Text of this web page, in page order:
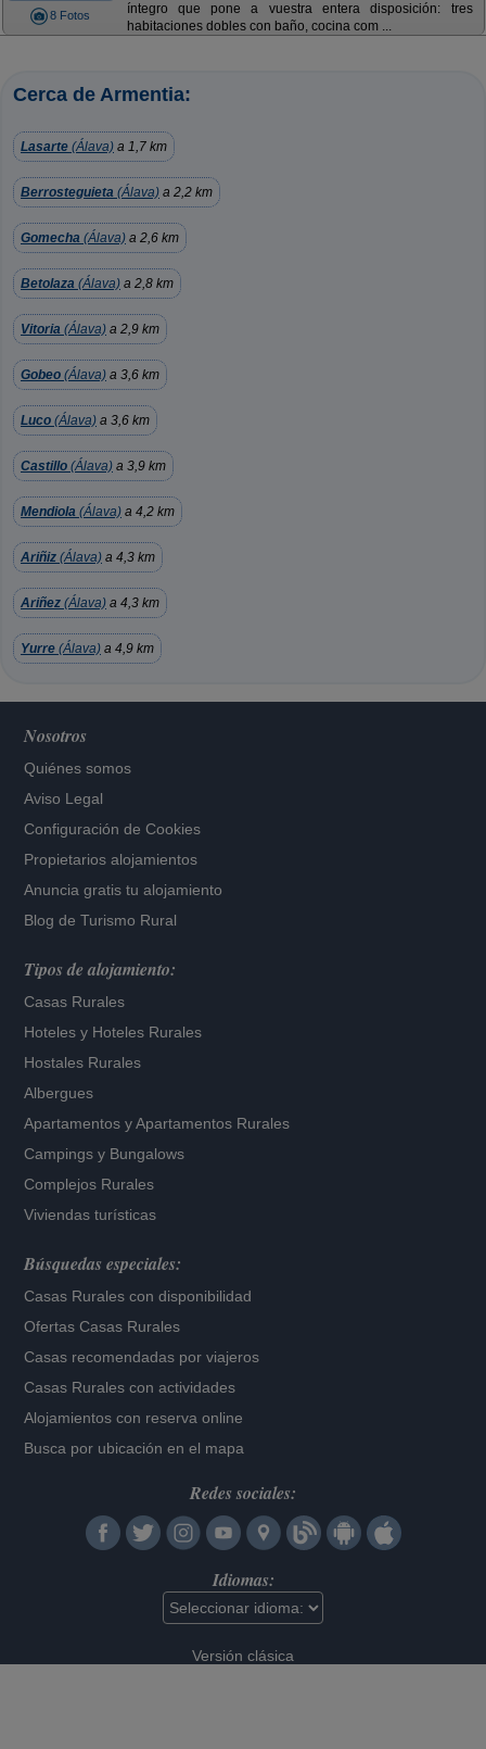
8 Fotos
íntegro que pone a vuestra entera disposición: tres
habitaciones dobles con baño, cocina com ...
Cerca de Armentia:
Lasarte (Álava) a 1,7 km
Berrosteguieta (Álava) a 2,2 km
Gomecha (Álava) a 2,6 km
Betolaza (Álava) a 2,8 km
Vitoria (Álava) a 2,9 km
Gobeo (Álava) a 3,6 km
Luco (Álava) a 3,6 km
Castillo (Álava) a 3,9 km
Mendiola (Álava) a 4,2 km
Ariñiz (Álava) a 4,3 km
Ariñez (Álava) a 4,3 km
Yurre (Álava) a 4,9 km
Nosotros
Quiénes somos
Aviso Legal
Configuración de Cookies
Propietarios alojamientos
Anuncia gratis tu alojamiento
Blog de Turismo Rural
Tipos de alojamiento:
Casas Rurales
Hoteles y Hoteles Rurales
Hostales Rurales
Albergues
Apartamentos yApartamentos Rurales
Campings y Bungalows
Complejos Rurales
Viviendas turísticas
Búsquedas especiales:
Casas Rurales con disponibilidad
Ofertas Casas Rurales
Casas recomendadas por viajeros
Casas Rurales con actividades
Alojamientos con reserva online
Busca por ubicación en el mapa
Redes sociales:
Idiomas:
Versión clásica